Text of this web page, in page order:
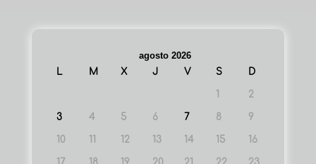
agosto 2026
L
M X J V S D
1 2
3 4 5 6 7 8 9
10 11 12 13 14 15 16